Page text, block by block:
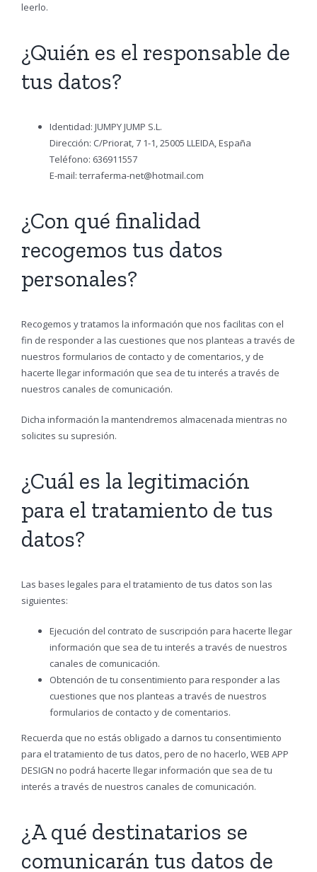
leerlo.
¿Quién es el responsable de
tus datos?
Identidad: JUMPY JUMP S.L.
Dirección: C/Priorat, 7 1-1, 25005 LLEIDA, España
Teléfono: 636911557
E-mail: terraferma-net@hotmail.com
¿Con qué finalidad
recogemos tus datos
personales?
Recogemos y tratamos la información que nos facilitas con el
fin de responder a las cuestiones que nos planteas a través de
nuestros formularios de contacto y de comentarios, y de
hacerte llegar información que sea de tu interés a través de
nuestros canales de comunicación.
Dicha información la mantendremos almacenada mientras no
solicites su supresión.
¿Cuál es la legitimación
para el tratamiento de tus
datos?
Las bases legales para el tratamiento de tus datos son las
siguientes:
Ejecución del contrato de suscripción para hacerte llegar
información que sea de tu interés a través de nuestros
canales de comunicación.
Obtención de tu consentimiento para responder a las
cuestiones que nos planteas a través de nuestros
formularios de contacto y de comentarios.
Recuerda que no estás obligado a darnos tu consentimiento
para el tratamiento de tus datos, pero de no hacerlo, WEB APP
DESIGN no podrá hacerte llegar información que sea de tu
interés a través de nuestros canales de comunicación.
¿A qué destinatarios se
comunicarán tus datos de